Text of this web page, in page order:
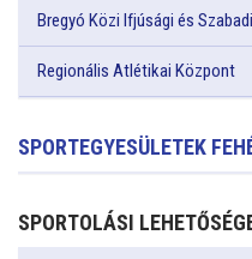
Bregyó Közi Ifjúsági és
Regionális Atlétikai Központ
SPORTEGYESÜLETEK
SPORTOLÁSI